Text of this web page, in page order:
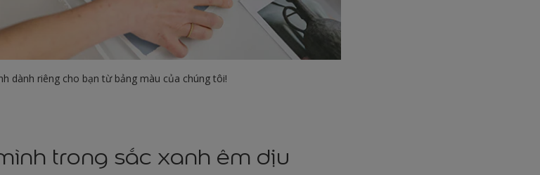
dành riêng cho bạn từ bảng màu của chúng tôi!
trong sắc xanh êm dịu